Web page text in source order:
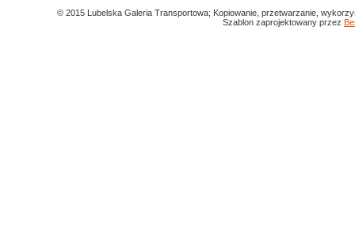
© 2015 Lubelska Galeria Transportowa; Kopiowanie, przetwarzanie,
Szablon zaprojektowany przez